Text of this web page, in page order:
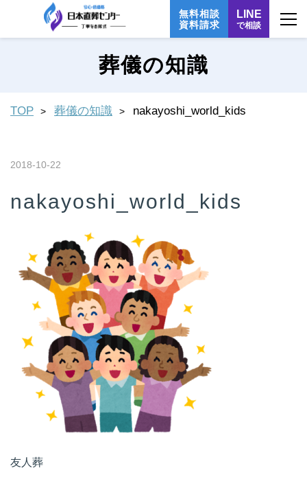
無料相談
資料請求
LINE
で相談
葬儀の知識
TOP 葬儀の知識 nakayoshi_world_kids
2018-10-22
nakayoshi_world_kids
友人葬